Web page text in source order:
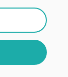
Clevertouch.
i
sulla